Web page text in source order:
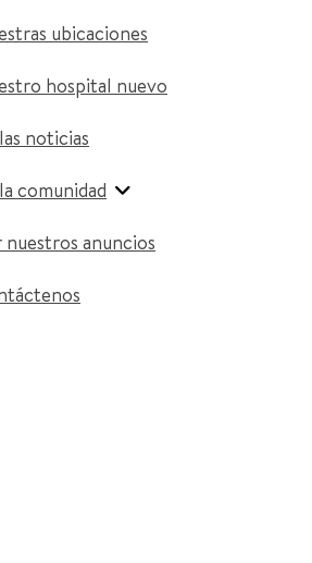
ubicaciones
hospital nuevo
noticias
comunidad
nuestros anuncios